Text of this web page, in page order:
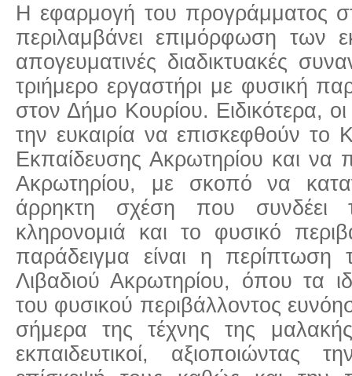
Η εφαρμογή του προγράμματος
περιλαμβάνει επιμόρφωση των
απογευματινές διαδικτυακές
τριήμερο εργαστήρι με φυσική
στον Δήμο Κουρίου. Ειδικότερα, οι
την ευκαιρία να επισκεφθούν το
Εκπαίδευσης Ακρωτηρίου και να
Ακρωτηρίου, με σκοπό να
άρρηκτη σχέση που συνδέει
κληρονομιά και το φυσικό
παράδειγμα είναι η περίπτωση
Λιβαδιού Ακρωτηρίου, όπου τα
του φυσικού περιβάλλοντος
σήμερα της τέχνης της
εκπαιδευτικοί, αξιοποιώντας